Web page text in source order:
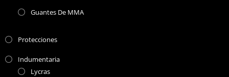
Guantes De MMA
Protecciones
Indumentaria
Lycras